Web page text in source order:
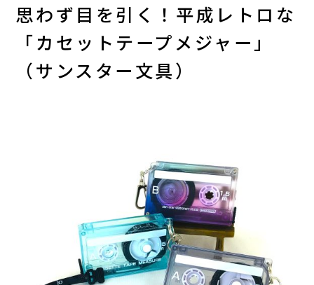
思わず目を引く！平成レトロな
「カセットテープメジャー」
（サンスター文具）